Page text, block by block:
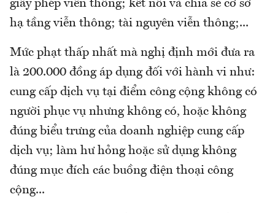
giấy phép viễn thông; kết nối và chia sẻ cơ sở
hạ tầng viễn thông; tài nguyên viễn thông;...
Mức phạt thấp nhất mà nghị định mới đưa ra
là 200.000 đồng áp dụng đối với hành vi như:
cung cấp dịch vụ tại điểm công cộng không có
người phục vụ nhưng không có, hoặc không
đúng biểu trưng của doanh nghiệp cung cấp
dịch vụ; làm hư hỏng hoặc sử dụng không
đúng mục đích các buồng điện thoại công
cộng...